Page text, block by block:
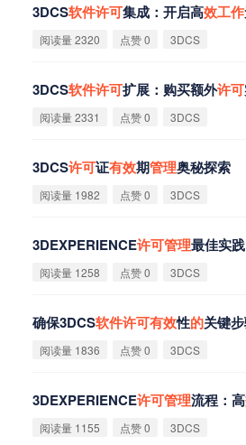
3DCS软件许可集成：开启高效工作
阅读量 2320 点赞 0 3DCS
3DCS软件许可扩展：购买额外许可
阅读量 2331 点赞 0 3DCS
3DCS许可证有效期管理奥秘探索
阅读量 1982 点赞 0 3DCS
3DEXPERIENCE许可管理最佳实
阅读量 1258 点赞 0 3DCS
确保3DCS软件许可有效性的关键
阅读量 1836 点赞 0 3DCS
3DEXPERIENCE许可管理流程：高
阅读量 1155 点赞 0 3DCS